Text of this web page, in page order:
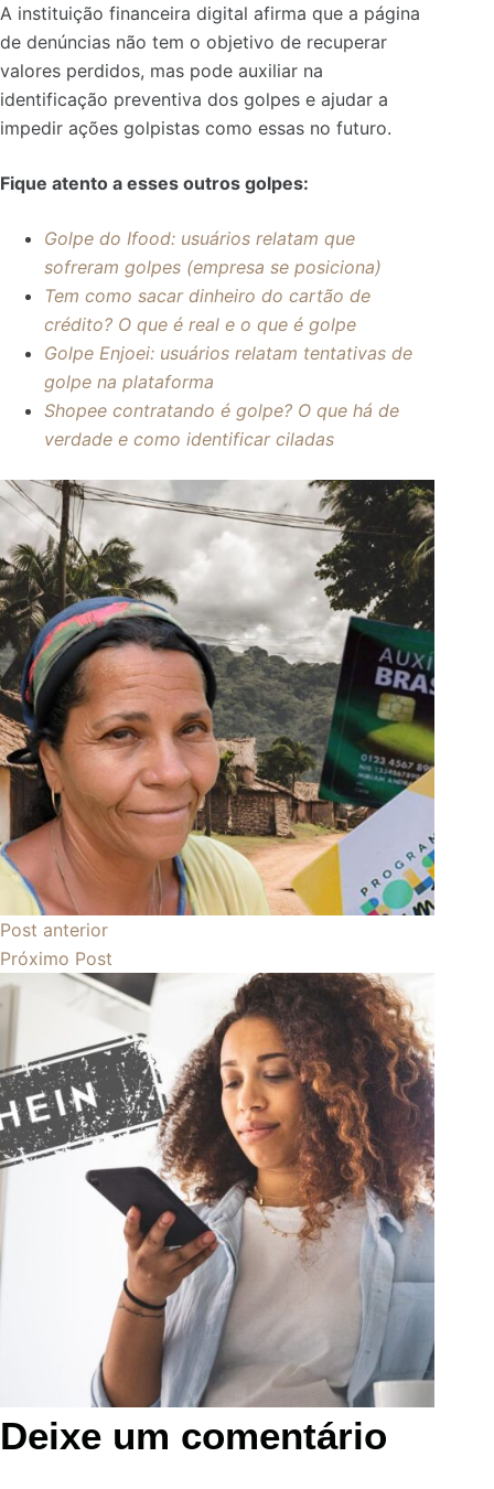
A instituição financeira digital afirma que a página
de denúncias não tem o objetivo de recuperar
valores perdidos, mas pode auxiliar na
identificação preventiva dos golpes e ajudar a
impedir ações golpistas como essas no futuro.
Fique atento a esses outros golpes:
Golpe do Ifood: usuários relatam que
sofreram golpes (empresa se posiciona)
Tem como sacar dinheiro do cartão de
crédito? O que é real e o que é golpe
Golpe Enjoei: usuários relatam tentativas de
golpe na plataforma
Shopee contratando é golpe? O que há de
verdade e como identificar ciladas
Post anterior
Próximo Post
Deixe um comentário